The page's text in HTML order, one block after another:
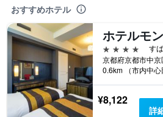
おすすめホテル
4つ星
す
0.6km （市内中心
¥8,122
詳